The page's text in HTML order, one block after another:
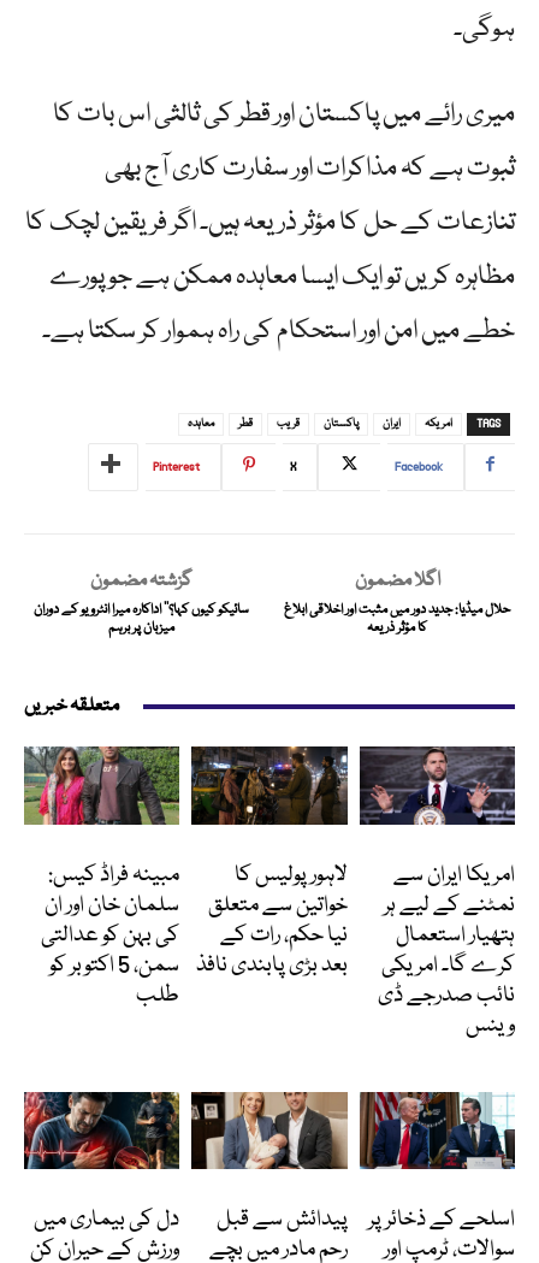
ہوگی۔
میری رائے میں پاکستان اور قطر کی ثالثی اس بات کا
ثبوت ہے کہ مذاکرات اور سفارت کاری آج بھی
تنازعات کے حل کا مؤثر ذریعہ ہیں۔ اگر فریقین لچک کا
مظاہرہ کریں تو ایک ایسا معاہدہ ممکن ہے جو پورے
خطے میں امن اور استحکام کی راہ ہموار کر سکتا ہے۔
TAGS امریکہ ایران پاکستان قریب قطر معاہدہ
Facebook
X
Pinterest
گزشتہ مضمون
سائیکو کیوں کہا؟‘‘ اداکارہ میرا انٹرویو کے دوران
میزبان پر برہم
اگلا مضمون
حلال میڈیا: جدید دور میں مثبت اور اخلاقی ابلاغ
کا مؤثر ذریعہ
متعلقہ خبریں
امریکا ایران سے
نمٹنے کے لیے ہر
ہتھیار استعمال
کرے گا۔ امریکی
نائب صدرجے ڈی
وینس
لاہور پولیس کا
خواتین سے متعلق
نیا حکم، رات کے
بعد بڑی پابندی نافذ
مبینہ فراڈ کیس:
سلمان خان اور ان
کی بہن کو عدالتی
سمن، 5 اکتوبر کو
طلب
اسلحے کے ذخائر پر
سوالات، ٹرمپ اور
پیدائش سے قبل
رحم مادر میں بچے
دل کی بیماری میں
ورزش کے حیران کن